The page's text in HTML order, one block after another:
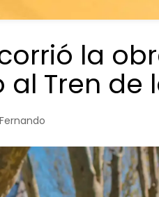
la
Tren de